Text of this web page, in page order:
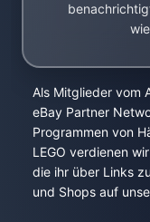
Als Mitglieder vom
eBay Partner
Programmen von
LEGO verdienen
die ihr über Links
und Shops auf